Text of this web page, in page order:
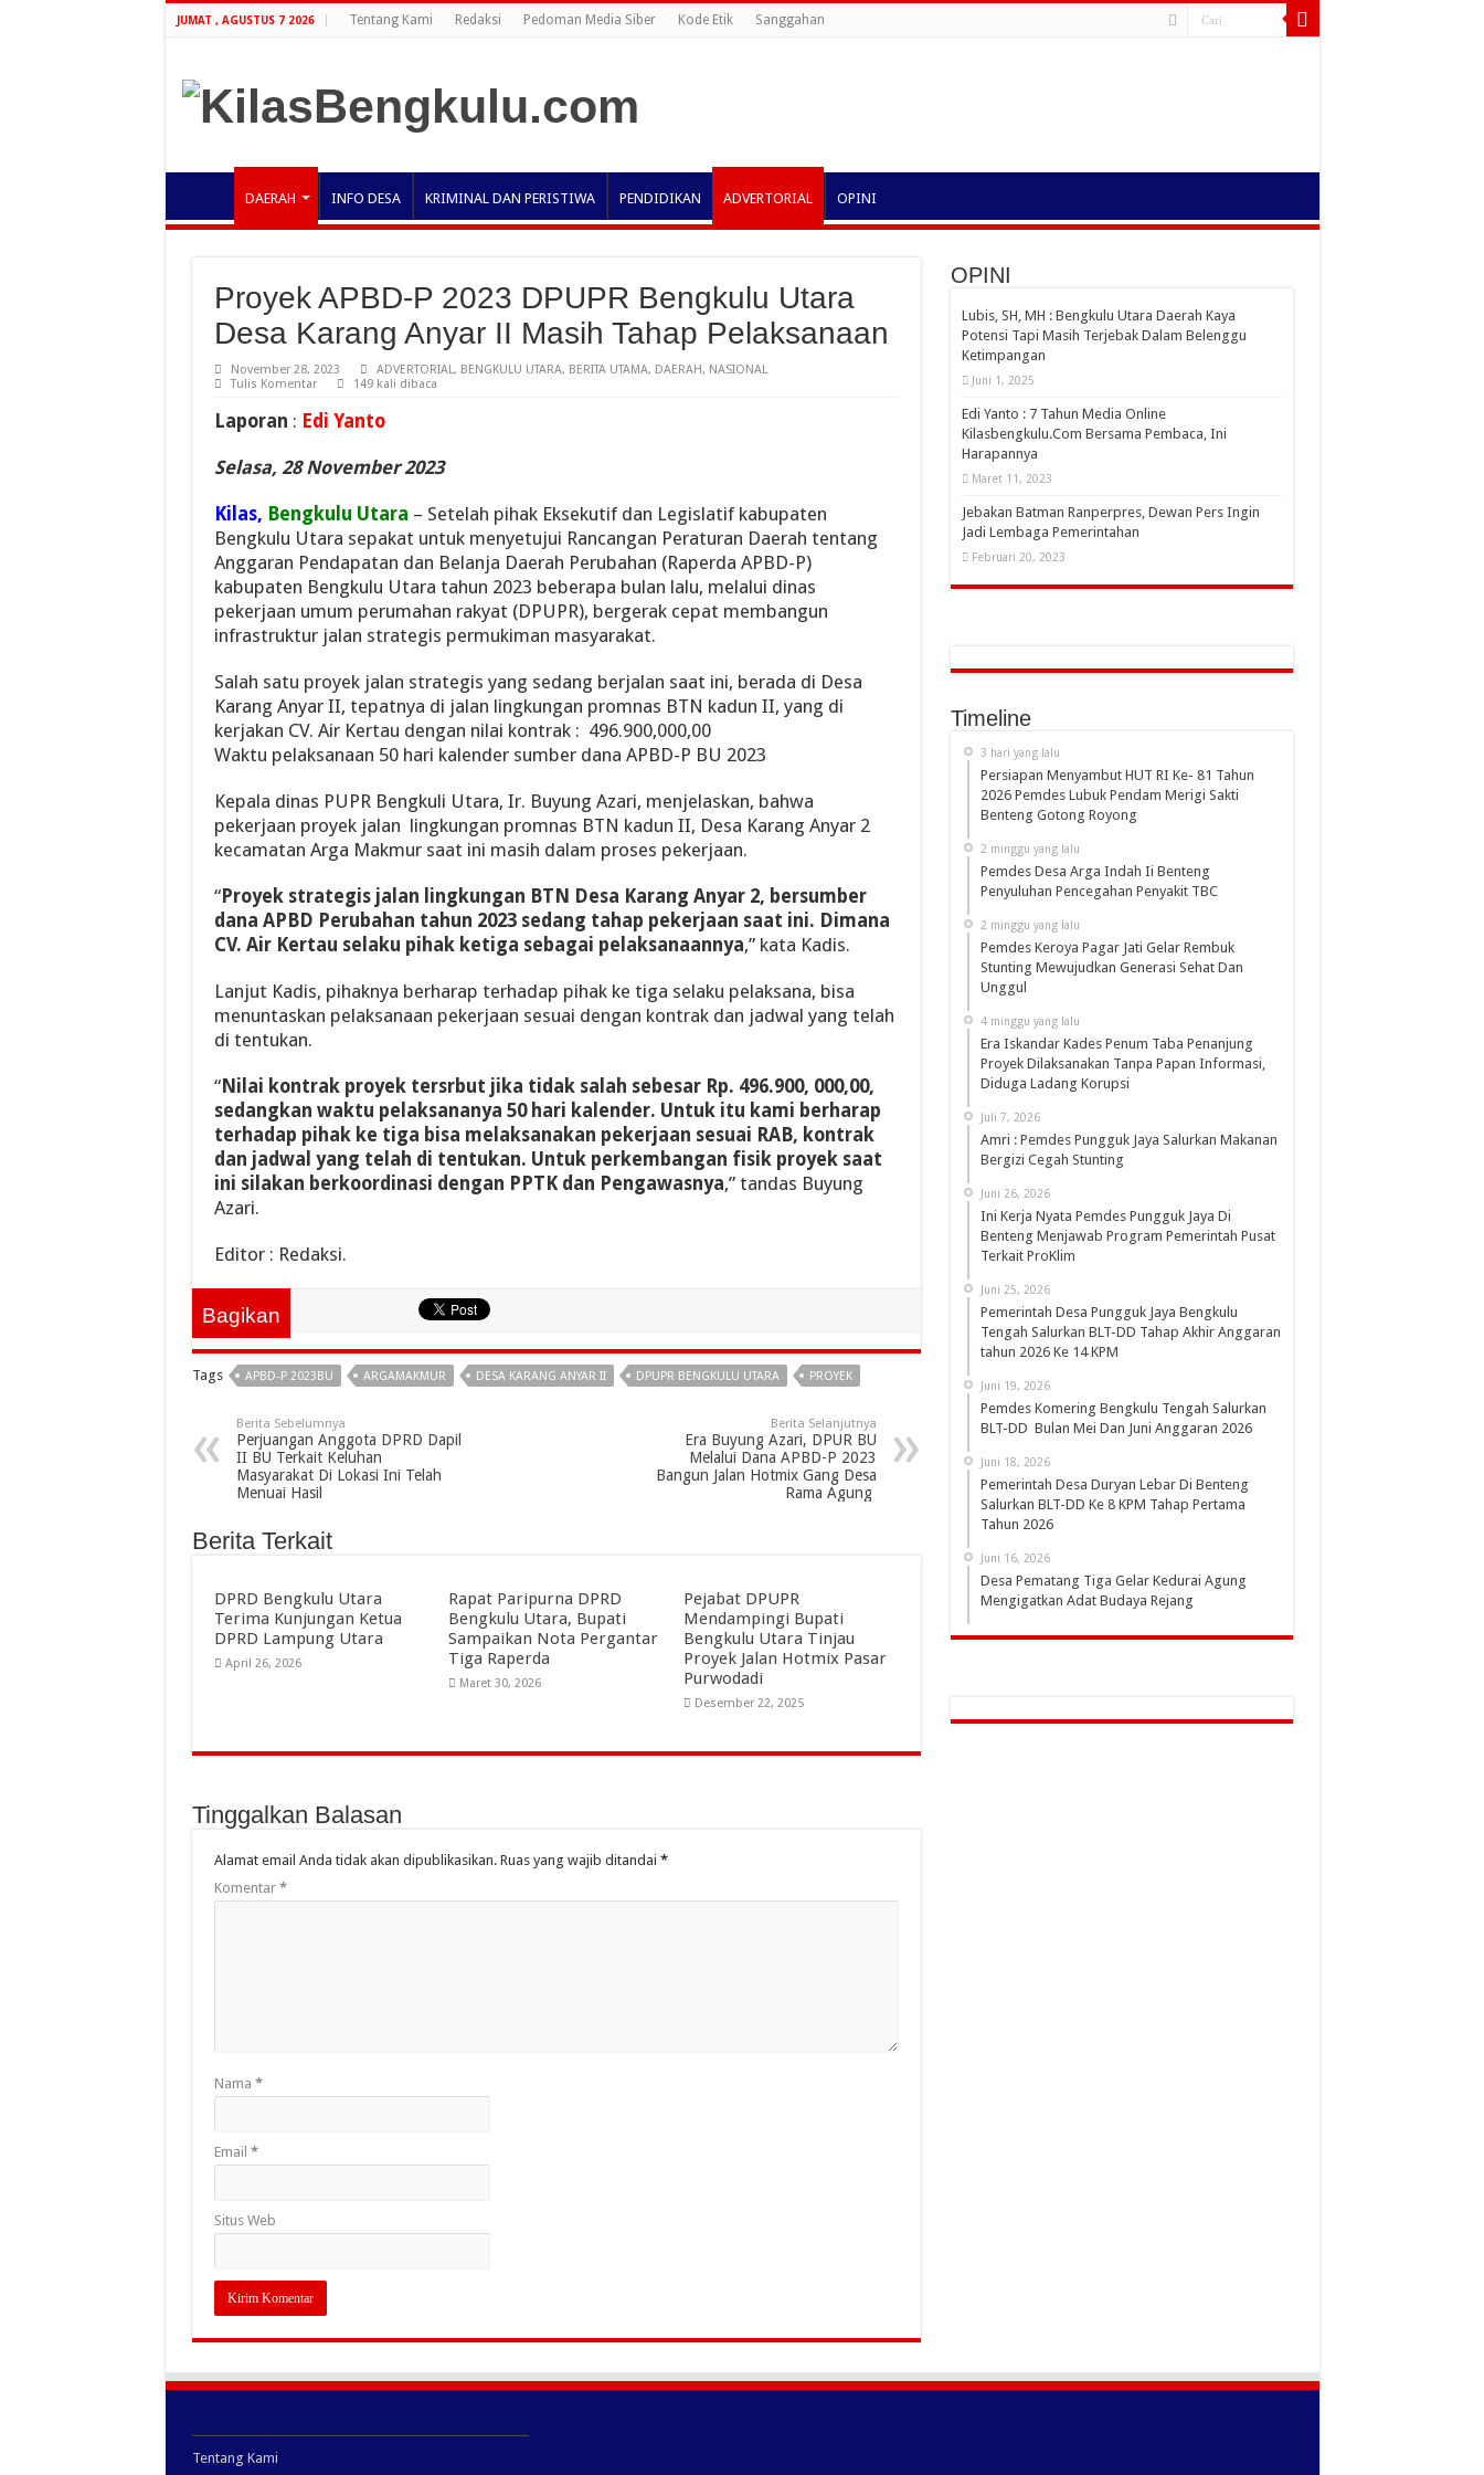
JUMAT , AGUSTUS 7 2026 Tentang Kami Redaksi Pedoman Media Siber Kode Etik Sanggahan
DAERAH INFO DESA KRIMINAL DAN PERISTIWA PENDIDIKAN ADVERTORIAL OPINI
Proyek APBD-P 2023 DPUPR Bengkulu Utara
Desa Karang Anyar II Masih Tahap Pelaksanaan
November 28, 2023 ADVERTORIAL, BENGKULU UTARA, BERITA UTAMA, DAERAH, NASIONAL
Tulis Komentar
149 kali dibaca
Laporan : Edi Yanto
Selasa, 28 November 2023
Kilas, Bengkulu Utara – Setelah pihak Eksekutif dan Legislatif kabupaten
Bengkulu Utara sepakat untuk menyetujui Rancangan Peraturan Daerah tentang
Anggaran Pendapatan dan Belanja Daerah Perubahan (Raperda APBD-P)
kabupaten Bengkulu Utara tahun 2023 beberapa bulan lalu, melalui dinas
pekerjaan umum perumahan rakyat (DPUPR), bergerak cepat membangun
infrastruktur jalan strategis permukiman masyarakat.
Salah satu proyek jalan strategis yang sedang berjalan saat ini, berada di Desa
Karang Anyar II, tepatnya di jalan lingkungan promnas BTN kadun II, yang di
kerjakan CV. Air Kertau dengan nilai kontrak : 496.900,000,00
Waktu pelaksanaan 50 hari kalender sumber dana APBD-P BU 2023
Kepala dinas PUPR Bengkuli Utara, Ir. Buyung Azari, menjelaskan, bahwa
pekerjaan proyek jalan lingkungan promnas BTN kadun II, Desa Karang Anyar 2
kecamatan Arga Makmur saat ini masih dalam proses pekerjaan.
“Proyek strategis jalan lingkungan BTN Desa Karang Anyar 2, bersumber
dana APBD Perubahan tahun 2023 sedang tahap pekerjaan saat ini. Dimana
CV. Air Kertau selaku pihak ketiga sebagai pelaksanaannya,” kata Kadis.
Lanjut Kadis, pihaknya berharap terhadap pihak ke tiga selaku pelaksana, bisa
menuntaskan pelaksanaan pekerjaan sesuai dengan kontrak dan jadwal yang telah
di tentukan.
“Nilai kontrak proyek tersrbut jika tidak salah sebesar Rp. 496.900, 000,00,
sedangkan waktu pelaksananya 50 hari kalender. Untuk itu kami berharap
terhadap pihak ke tiga bisa melaksanakan pekerjaan sesuai RAB, kontrak
dan jadwal yang telah di tentukan. Untuk perkembangan fisik proyek saat
ini silakan berkoordinasi dengan PPTK dan Pengawasnya,” tandas Buyung
Azari.
Editor : Redaksi.
Bagikan
Tags APBD-P 2023BU ARGAMAKMUR DESA KARANG ANYAR II DPUPR BENGKULU UTARA PROYEK
Berita Sebelumnya
Perjuangan Anggota DPRD Dapil
II BU Terkait Keluhan
Masyarakat Di Lokasi Ini Telah
Menuai Hasil
Berita Selanjutnya
Era Buyung Azari, DPUR BU
Melalui Dana APBD-P 2023
Bangun Jalan Hotmix Gang Desa
Rama Agung
Berita Terkait
DPRD Bengkulu Utara
Terima Kunjungan Ketua
DPRD Lampung Utara
April 26, 2026
Rapat Paripurna DPRD
Bengkulu Utara, Bupati
Sampaikan Nota Pergantar
Tiga Raperda
Maret 30, 2026
Pejabat DPUPR
Mendampingi Bupati
Bengkulu Utara Tinjau
Proyek Jalan Hotmix Pasar
Purwodadi
Desember 22, 2025
Tinggalkan Balasan
Alamat email Anda tidak akan dipublikasikan. Ruas yang wajib ditandai *
Komentar *
Nama *
Email *
Situs Web
OPINI
Lubis, SH, MH : Bengkulu Utara Daerah Kaya
Potensi Tapi Masih Terjebak Dalam Belenggu
Ketimpangan
Juni 1, 2025
Edi Yanto : 7 Tahun Media Online
Kilasbengkulu.Com Bersama Pembaca, Ini
Harapannya
Maret 11, 2023
Jebakan Batman Ranperpres, Dewan Pers Ingin
Jadi Lembaga Pemerintahan
Februari 20, 2023
Timeline
3 hari yang lalu
Persiapan Menyambut HUT RI Ke- 81 Tahun
2026 Pemdes Lubuk Pendam Merigi Sakti
Benteng Gotong Royong
2 minggu yang lalu
Pemdes Desa Arga Indah Ii Benteng
Penyuluhan Pencegahan Penyakit TBC
2 minggu yang lalu
Pemdes Keroya Pagar Jati Gelar Rembuk
Stunting Mewujudkan Generasi Sehat Dan
Unggul
4 minggu yang lalu
Era Iskandar Kades Penum Taba Penanjung
Proyek Dilaksanakan Tanpa Papan Informasi,
Diduga Ladang Korupsi
Juli 7, 2026
Amri : Pemdes Pungguk Jaya Salurkan Makanan
Bergizi Cegah Stunting
Juni 26, 2026
Ini Kerja Nyata Pemdes Pungguk Jaya Di
Benteng Menjawab Program Pemerintah Pusat
Terkait ProKlim
Juni 25, 2026
Pemerintah Desa Pungguk Jaya Bengkulu
Tengah Salurkan BLT-DD Tahap Akhir Anggaran
tahun 2026 Ke 14 KPM
Juni 19, 2026
Pemdes Komering Bengkulu Tengah Salurkan
BLT-DD Bulan Mei Dan Juni Anggaran 2026
Juni 18, 2026
Pemerintah Desa Duryan Lebar Di Benteng
Salurkan BLT-DD Ke 8 KPM Tahap Pertama
Tahun 2026
Juni 16, 2026
Desa Pematang Tiga Gelar Kedurai Agung
Mengigatkan Adat Budaya Rejang
Tentang Kami